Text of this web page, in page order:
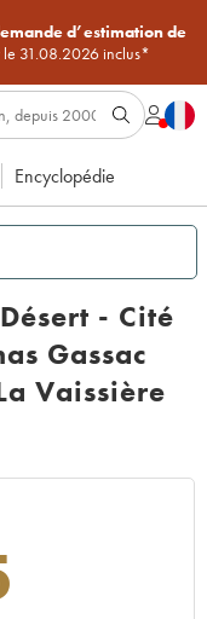
d’estimation de
le 31.08.2026 inclus*
Encyclopédie
- Cité
Gassac
Vaissière